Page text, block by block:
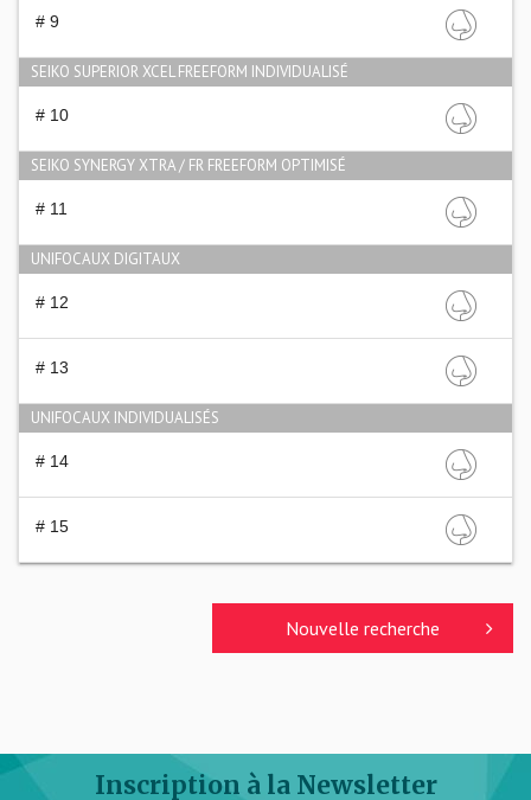
# 9
SEIKO SUPERIOR XCEL FREEFORM INDIVIDUALISÉ
# 10
SEIKO SYNERGY XTRA / FR FREEFORM OPTIMISÉ
# 11
UNIFOCAUX DIGITAUX
# 12
# 13
UNIFOCAUX INDIVIDUALISÉS
# 14
# 15
Nouvelle recherche
Inscription à la Newsletter